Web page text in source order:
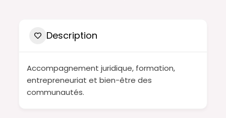
Description
Accompagnement juridique, formation,
entrepreneuriat et bien-être des
communautés.